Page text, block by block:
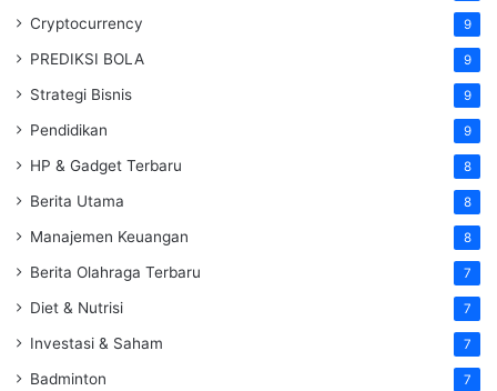
Cryptocurrency 9
PREDIKSI BOLA 9
Strategi Bisnis 9
Pendidikan 9
HP & Gadget Terbaru 8
Berita Utama 8
Manajemen Keuangan 8
Berita Olahraga Terbaru 7
Diet & Nutrisi 7
Investasi & Saham 7
Badminton 7